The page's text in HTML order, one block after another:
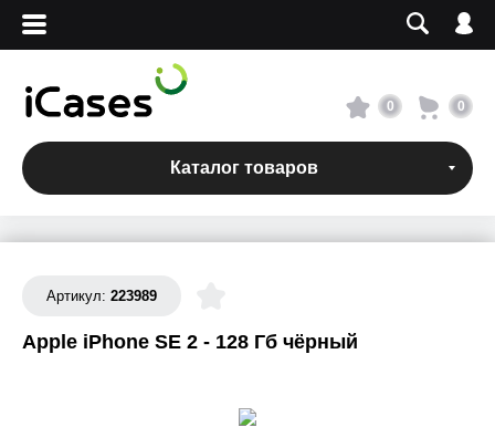
Вход
Сервисный центр
О магазине
Вакансии
0 0
Каталог товаров
Артикул: 223989
Apple iPhone SE 2 - 128 Гб чёрный